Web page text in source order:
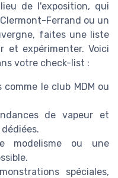
de l'exposition, qui
Ferrand ou un
faites une liste
et expérimenter. Voici
votre check-list :
le club MDM ou
de vapeur et
modelisme ou une
spéciales,